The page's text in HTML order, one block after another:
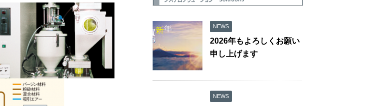
NEWS
2026年もよろしくお願い
申し上げます
NEWS